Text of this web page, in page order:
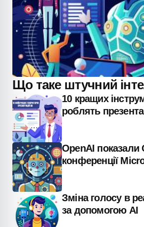
Що таке штучний
10 кращих
роблять
OpenAI показали
конференції
Зміна голосу в
за допомогою AI